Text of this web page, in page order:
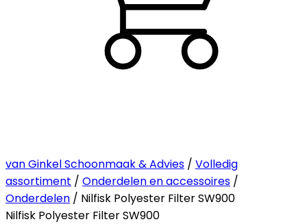
van Ginkel Schoonmaak & Advies / Volledig
assortiment / Onderdelen en accessoires /
Onderdelen / Nilfisk Polyester Filter SW900
Nilfisk Polyester Filter SW900